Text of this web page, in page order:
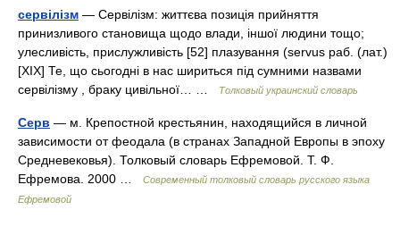
сервілізм — Сервілізм: життєва позиція прийняття
принизливого становища щодо влади, іншої людини тощо;
улесливість, прислужливість [52] плазування (servus раб. (лат.)
[XIX] Те, що сьогодні в нас шириться під сумними назвами
сервілізму , браку цивільної… …
Толковый украинский словарь
Серв — м. Крепостной крестьянин, находящийся в личной
зависимости от феодала (в странах Западной Европы в эпоху
Средневековья). Толковый словарь Ефремовой. Т. Ф.
Ефремова. 2000 …
Современный толковый словарь русского языка
Ефремовой